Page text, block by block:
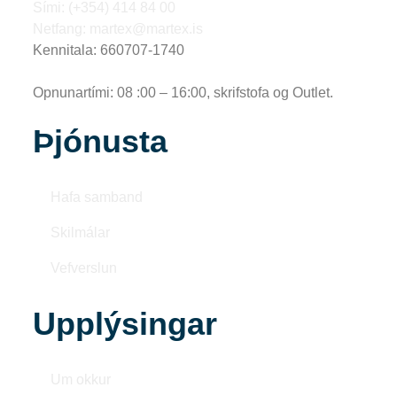
Kennitala: 660707-1740
Opnunartími: 08 :00 – 16:00, skrifstofa og Outlet.
Þjónusta
Upplýsingar